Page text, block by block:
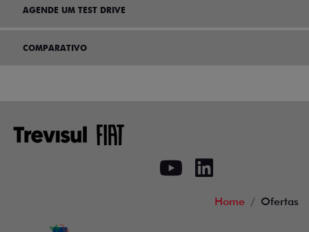
AGENDE UM TEST DRIVE
COMPARATIVO
Home Ofertas